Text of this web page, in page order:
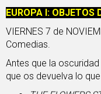
EUROPA I: OBJETOS
VIERNES 7 de
Comedias.
Antes que la
que os devuelva lo